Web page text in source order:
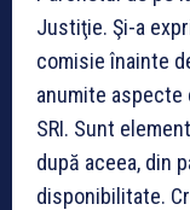
Justiţie. Şi-a
comisie înainte
anumite aspecte
SRI. Sunt
după aceea, din
disponibilitate.